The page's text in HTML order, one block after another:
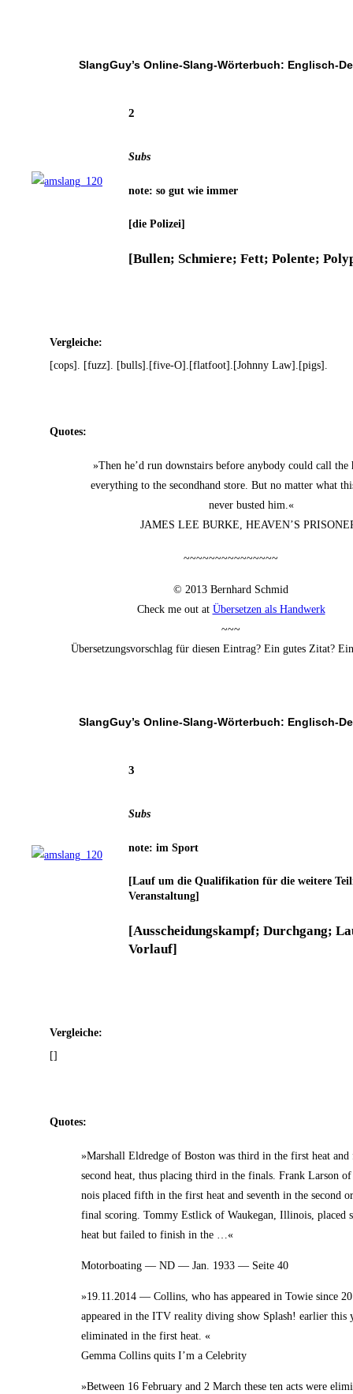
SlangGuy’s Online-Slang-Wör­ter­buch: Englisch-
2
Subs
note: so gut wie immer
[die Poli­zei]
[Bul­len; Schmie­re; Fett; Polen­te;
Ver­glei­che:
[cops]. [fuzz]. [bulls].[five‑O].[flatfoot].[Johnny Law].[pigs].
Quo­tes:
»Then he’d run down­s­tairs befo­re any­bo­dy could call the
ever­y­thing to the second­hand store. But no mat­ter what
never bus­ted him.«
JAMES LEE BURKE, HEAVEN’S
~~~~~~~~~~~~~~~
© 2013 Bern­hard Schmid
Check me out at Über­set­zen als Handwerk
~~~
Über­set­zungs­vor­schlag für die­sen Ein­trag? Ein gutes Zitat?
SlangGuy’s Online-Slang-Wör­ter­buch: Englisch-
3
Subs
note: im Sport
[Lauf um die Qua­li­fi­ka­ti­on für die wei­te­re
Veranstaltung]
[Aus­schei­dungs­kampf; Durch­gang;
Vorlauf]
Ver­glei­che:
[]
Quo­tes:
»Mar­shall Eld­redge of Bos­ton was third in the first heat
second heat, thus pla­cing third in the finals. Frank Lar­son
nois pla­ced fifth in the first heat and seventh in the second
final scoring. Tom­my Est­lick of Wau­ke­gan, Illi­nois, pla­ced
heat but fai­led to finish in the …«
Motor­boating — ND — Jan. 1933 — Sei­te 40
»19.11.2014 — Coll­ins, who has appeared in Towie sin­ce
appeared in the ITV rea­li­ty diving show Splash! ear­lier this
eli­mi­na­ted in the first heat. «
Gem­ma Coll­ins quits I’m a Celebrity
»Bet­ween 16 Febru­ary and 2 March the­se ten acts were